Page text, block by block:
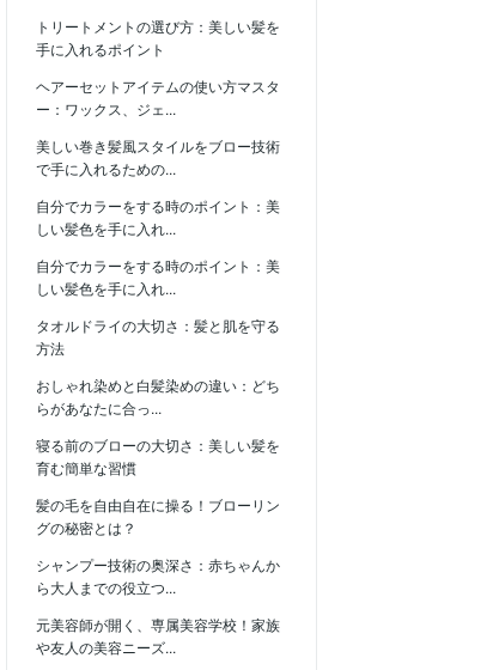
トリートメントの選び方：美しい髪を
手に入れるポイント
ヘアーセットアイテムの使い方マスタ
ー：ワックス、ジェ...
美しい巻き髪風スタイルをブロー技術
で手に入れるための...
自分でカラーをする時のポイント：美
しい髪色を手に入れ...
自分でカラーをする時のポイント：美
しい髪色を手に入れ...
タオルドライの大切さ：髪と肌を守る
方法
おしゃれ染めと白髪染めの違い：どち
らがあなたに合っ...
寝る前のブローの大切さ：美しい髪を
育む簡単な習慣
髪の毛を自由自在に操る！ブローリン
グの秘密とは？
シャンプー技術の奥深さ：赤ちゃんか
ら大人までの役立つ...
元美容師が開く、専属美容学校！家族
や友人の美容ニーズ...